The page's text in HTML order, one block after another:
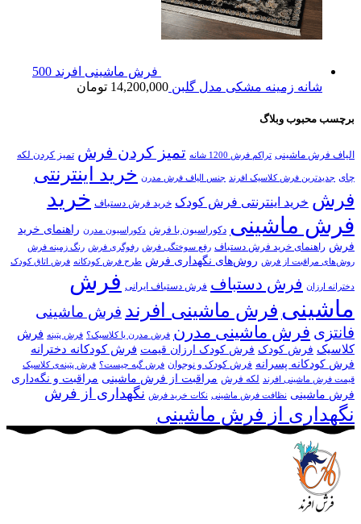
فرش ماشینی افرند 500
شانه زمینه مشکی مدل گلبن 14,200,000 تومان
برچسب محبوب وبلاگ
الیاف فرش ماشینی تراکم فرش 1200 شانه تمیز کردن فرش تمیز کردن لکه
چای جدیدترین فرش کلاسیک افرند جنس الیاف فرش مدرن خرید اینترنتی
فرش خرید اینترنتی فرش کودک خرید فرش دستباف خرید
فرش ماشینی دکوراسیون با فرش دکوراسیون مدرن راهنمای خرید
فرش راهنمای خرید فرش دستباف رفع سوختگی فرش رفوگری فرش رنگ زمینه فرش
روش‌های مراقبت از فرش روش‌های نگهداری فرش طرح فرش کودکانه فرش اتاق کودک
دخترانه ارزان فرش دستباف فرش دستباف ایرانی فرش
ماشینی فرش ماشینی افرند فرش ماشینی
فانتزی فرش ماشینی مدرن فرش مدرن یا کلاسیک؟ فرش پتینه فرش
کلاسیک فرش کودک فرش کودک ارزان قیمت فرش کودکانه دخترانه
فرش کودکانه پسرانه فرش کودک و نوجوان فرش گبه چیست؟ فرش‌ پتینه‌ی کلاسیک
قیمت فرش ماشینی افرند
لکه فرش مراقبت از فرش ماشینی مراقبت و نگه‌داری
فرش ماشینی نظافت فرش ماشینی نکات خرید فرش نگهداری از فرش
نگهداری از فرش ماشینی